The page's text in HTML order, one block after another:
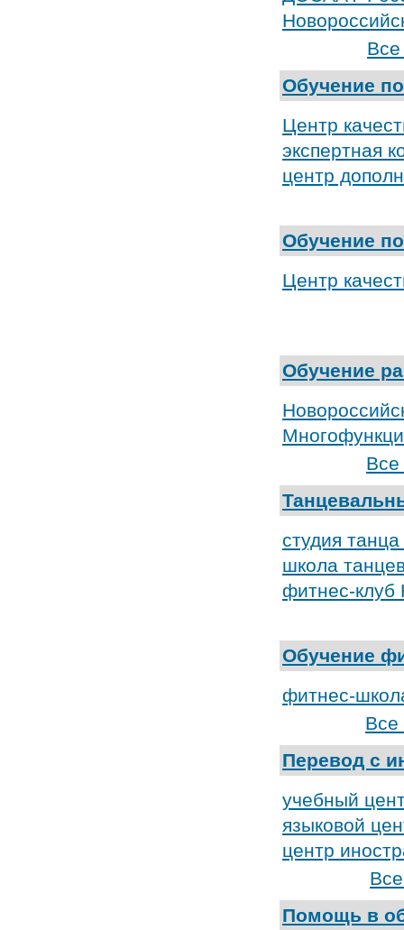
Обучение
Центр
экспертная
центр
Обучение
Центр
Обучение
Все
студия
школа
фитнес-
Обучение
фитнес-
Все
Перевод с
учебный
языковой
центр
Помощь в